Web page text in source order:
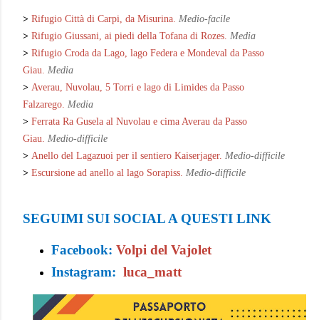
> Rifugio Città di Carpi, da Misurina. Medio-facile
> Rifugio Giussani, ai piedi della Tofana di Rozes. Media
> Rifugio Croda da Lago, lago Federa e Mondeval da Passo
Giau.
Media
> Averau, Nuvolau, 5 Torri e lago di Limides da Passo
Falzarego. Media
> Ferrata Ra Gusela al Nuvolau e cima Averau da Passo
Giau.
Medio-difficile
> Anello del Lagazuoi per il sentiero Kaiserjager. Medio-difficile
> Escursione ad anello al lago Sorapiss. Medio-difficile
SEGUIMI SUI SOCIAL A QUESTI LINK
Facebook: Volpi del Vajolet
Instagram: luca_matt